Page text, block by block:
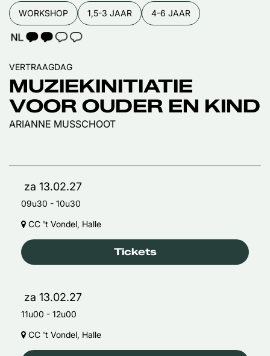
WORKSHOP 1,5-3 JAAR 4-6 JAAR
TAALICOON 2
MUZIEKINITIATIE
VOOR OUDER EN KIND
ARIANNE MUSSCHOOT
VERTRAAGDAG
za 13.02.27
09u30 - 10u30
CC 't Vondel, Halle
Tickets
za 13.02.27
11u00 - 12u00
CC 't Vondel, Halle